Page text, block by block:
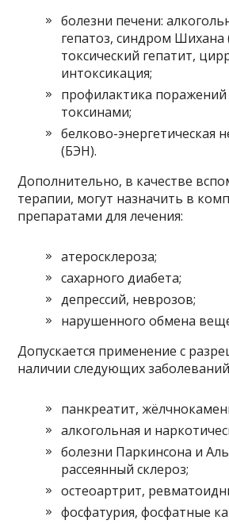
болезни печени:
гепатоз, синдром Шихана
токсический гепатит,
интоксикация;
профилактика поражений
токсинами;
белково-энергетическая
(БЭН).
Дополнительно, в качестве
терапии, могут назначить в
препаратами для лечения:
атеросклероза;
сахарного диабета;
депрессий, неврозов;
нарушенного обмена
Допускается применение с
наличии следующих
панкреатит,
алкогольная и
болезни Паркинсона и
рассеянный склероз;
остеоартрит,
фосфатурия, фосфатные